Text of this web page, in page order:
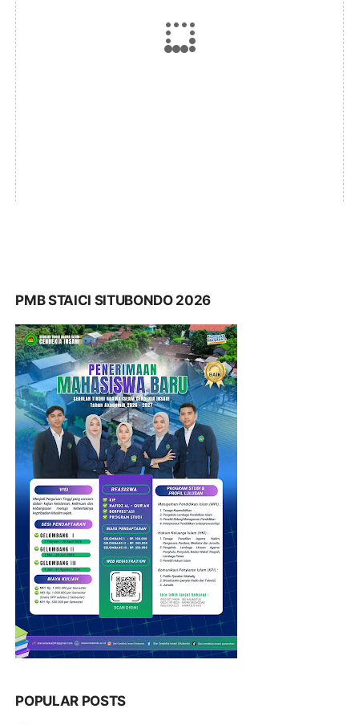
PMB STAICI SITUBONDO 2026
POPULAR POSTS